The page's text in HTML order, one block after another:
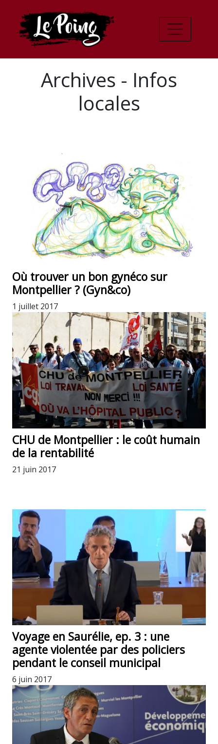
Archives - Infos
locales
Où trouver un bon gynéco sur
Montpellier ? (Gyn&co)
1 juillet 2017
CHU de Montpellier : le coût humain
de la rentabilité
21 juin 2017
Voyage en Saurélie, ep. 3 : une
agente violentée par des policiers
pendant le conseil municipal
6 juin 2017